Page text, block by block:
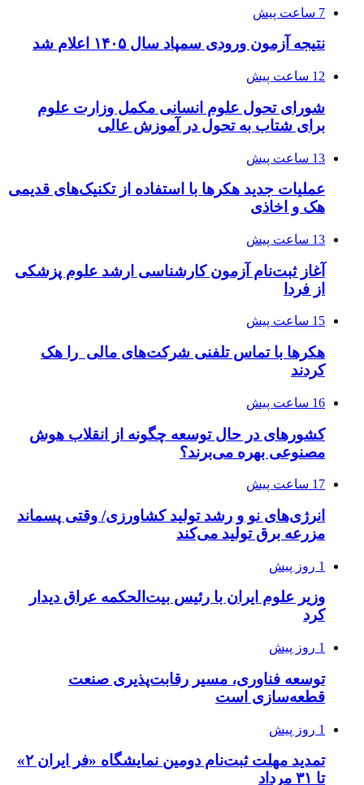
7 ساعت پیش
نتیجه آزمون ورودی سمپاد سال ۱۴۰۵ اعلام شد
12 ساعت پیش
شورای تحول علوم انسانی مکمل وزارت علوم
برای شتاب به تحول در آموزش عالی
13 ساعت پیش
عملیات جدید هکرها با استفاده از تکنیک‌های قدیمی
هک و اخاذی
13 ساعت پیش
آغاز ثبت‌نام‌ آزمون کارشناسی ارشد علوم پزشکی
از فردا
15 ساعت پیش
هکرها با تماس تلفنی شرکت‌های مالی را هک
کردند
16 ساعت پیش
کشورهای در حال توسعه چگونه از انقلاب هوش
مصنوعی بهره می‌برند؟
17 ساعت پیش
انرژی‌های نو و رشد تولید کشاورزی/ وقتی پسماند
مزرعه‌ برق تولید می‌کند
1 روز پیش
وزیر علوم ایران با رئیس بیت‌الحکمه عراق دیدار
کرد
1 روز پیش
توسعه فناوری، مسیر رقابت‌پذیری صنعت
قطعه‌سازی است
1 روز پیش
تمدید مهلت ثبت‌نام دومین نمایشگاه «فر ایران ۲»
تا ۳۱ مرداد